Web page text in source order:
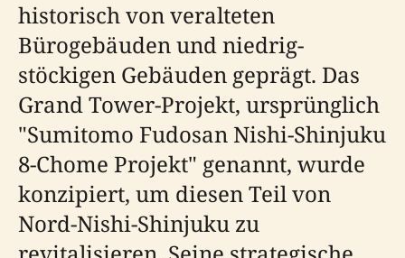
historisch von veralteten
Bürogebäuden und niedrig-
stöckigen Gebäuden geprägt. Das
Grand Tower-Projekt, ursprünglich
"Sumitomo Fudosan Nishi-Shinjuku
8-Chome Projekt" genannt, wurde
konzipiert, um diesen Teil von
Nord-Nishi-Shinjuku zu